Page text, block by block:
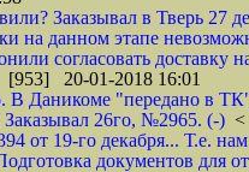
Заказывал в Тверь 27
на данном этапе
согласовать доставку
20-01-2018 16:01
В Даникоме "передано в
26го, №2965. (-) <
от 19-го декабря... Т.е.
документов для